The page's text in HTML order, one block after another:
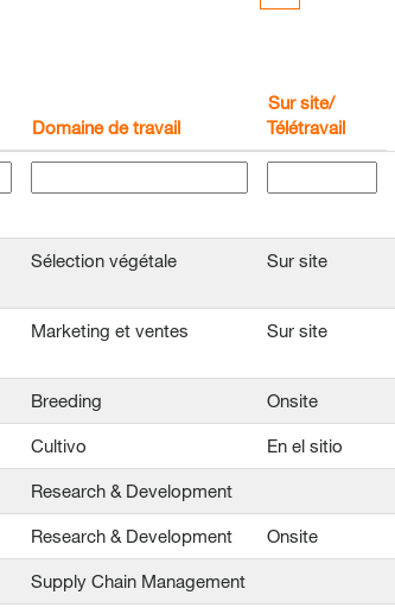
Domaine de travail
Sur site/
Télétravail
Sélection végétale Sur site
Marketing et ventes Sur site
Breeding Onsite
Cultivo En el sitio
Research & Development
Research & Development Onsite
Supply Chain Management